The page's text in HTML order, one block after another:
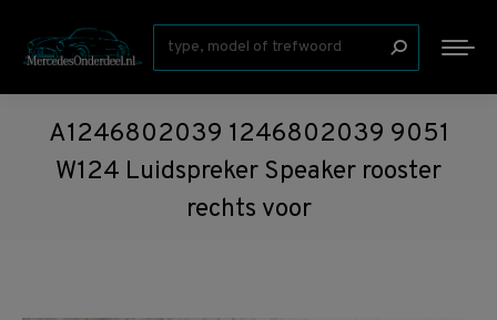
Zoeken:
A1246802039 1246802039 9051
W124 Luidspreker Speaker rooster
rechts voor